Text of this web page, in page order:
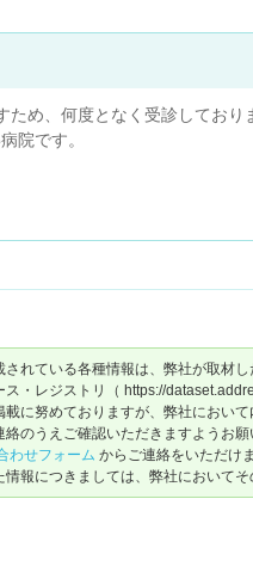
め、何度となく受診しており
院です。
れている各種情報は、弊社が取材
・レジストリ（ https://
に努めておりますが、弊社におい
のうえご確認いただきますようお
わせフォーム からご連絡をいただけ
報につきましては、弊社においてそ